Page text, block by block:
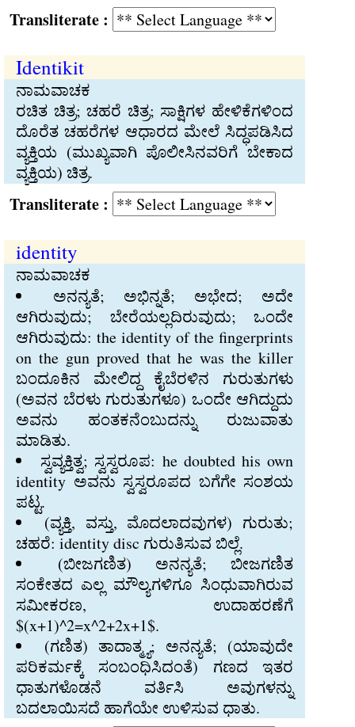
:
Identikit
ನಾಮವಾಚಕ
ರಚಿತ ಚಿತ್ರ; ಚಹರೆ ಚಿತ್ರ; ಸಾಕ್ಷಿಗಳ ಹೇಳಿಕೆಗಳಿಂದ
ದೊರೆತ ಚಹರೆಗಳ ಆಧಾರದ ಮೇಲೆ ಸಿದ್ಧಪಡಿಸಿದ
ವ್ಯಕ್ತಿಯ (ಮುಖ್ಯವಾಗಿ ಪೊಲೀಸಿನವರಿಗೆ ಬೇಕಾದ
ವ್ಯಕ್ತಿಯ) ಚಿತ್ರ.
:
identity
ನಾಮವಾಚಕ
ಅನನ್ಯತೆ; ಅಭಿನ್ನತೆ; ಅಭೇದ; ಅದೇ
ಆಗಿರುವುದು; ಬೇರೆಯಲ್ಲದಿರುವುದು; ಒಂದೇ
ಆಗಿರುವುದು: the identity of the fingerprints
on the gun proved that he was the killer
ಬಂದೂಕಿನ ಮೇಲಿದ್ದ ಕೈಬೆರಳಿನ ಗುರುತುಗಳು
(ಅವನ ಬೆರಳು ಗುರುತುಗಳೂ) ಒಂದೇ ಆಗಿದ್ದುದು
ಅವನು ಹಂತಕನೆಂಬುದನ್ನು ರುಜುವಾತು
ಮಾಡಿತು.
ಸ್ವವ್ಯಕ್ತಿತ್ವ; ಸ್ವಸ್ವರೂಪ: he doubted his own
identity ಅವನು ಸ್ವಸ್ವರೂಪದ ಬಗೆಗೇ ಸಂಶಯ
ಪಟ್ಟ.
(ವ್ಯಕ್ತಿ, ವಸ್ತು, ಮೊದಲಾದವುಗಳ) ಗುರುತು;
ಚಹರೆ: identity disc ಗುರುತಿಸುವ ಬಿಲ್ಲೆ.
(ಬೀಜಗಣಿತ) ಅನನ್ಯತೆ; ಬೀಜಗಣಿತ
ಸಂಕೇತದ ಎಲ್ಲ ಮೌಲ್ಯಗಳಿಗೂ ಸಿಂಧುವಾಗಿರುವ
ಸಮೀಕರಣ, ಉದಾಹರಣೆಗೆ
$(x+1)^2=x^2+2x+1$.
(ಗಣಿತ) ತಾದಾತ್ಮ್ಯ; ಅನನ್ಯತೆ; (ಯಾವುದೇ
ಪರಿಕರ್ಮಕ್ಕೆ ಸಂಬಂಧಿಸಿದಂತೆ) ಗಣದ ಇತರ
ಧಾತುಗಳೊಡನೆ ವರ್ತಿಸಿ ಅವುಗಳನ್ನು
ಬದಲಾಯಿಸದೆ ಹಾಗೆಯೇ ಉಳಿಸುವ ಧಾತು.